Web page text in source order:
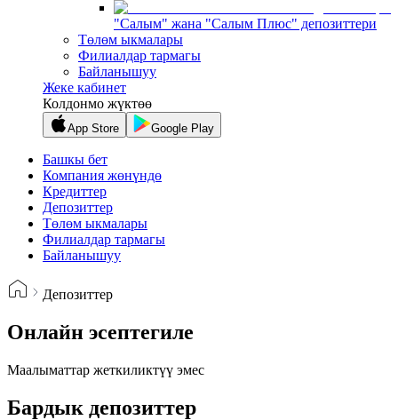
"Салым" жана "Салым Плюс" депозиттери
Төлөм ыкмалары
Филиалдар тармагы
Байланышуу
Жеке кабинет
Колдонмо жүктөө
App Store Google Play
Башкы бет
Компания жөнүндө
Кредиттер
Депозиттер
Төлөм ыкмалары
Филиалдар тармагы
Байланышуу
Депозиттер
Онлайн эсептегиле
Маалыматтар жеткиликтүү эмес
Бардык депозиттер